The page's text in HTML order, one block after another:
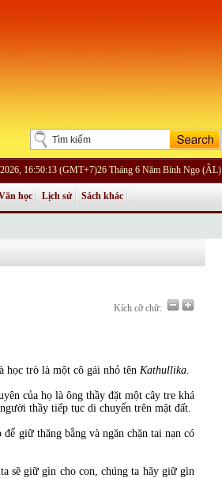
16:50:13 (GMT+7)26 Tháng 6 Năm Bính Ngọ (ÂL)
học Lịch sử Sách khác
Kích cỡ chữ:
học trò là một cô gái nhỏ tên Kathullika.
của họ là ông thầy đặt một cây tre khá
thầy tiếp tục di chuyển trên mặt đất.
giữ thăng bằng và ngăn chặn tai nạn có
sẽ giữ gìn cho con, chúng ta hãy giữ gìn